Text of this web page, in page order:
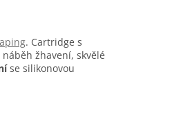
. Cartridge s
žhavení, skvělé
se silikonovou